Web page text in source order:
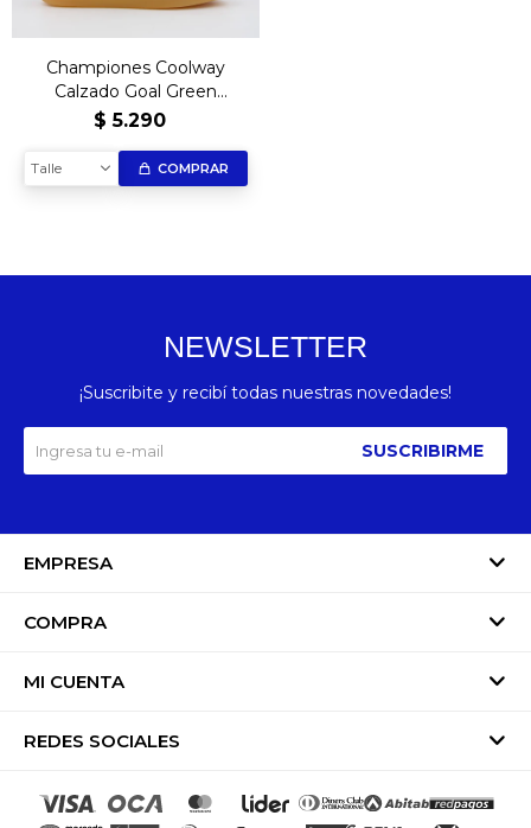
Championes Coolway
Calzado Goal Green
Pistacho – Edición
$ 5.290
Talle COMPRAR
EMPRESA
COMPRA
MI CUENTA
REDES SOCIALES
NEWSLETTER
¡Suscribite y recibí todas nuestras novedades!
SUSCRIBIRME